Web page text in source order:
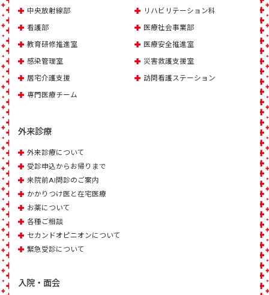
中央放射線部
リハビリテーション科
看護部
医療社会事業部
教育研修推進室
医療安全推進室
感染管理室
災害救護支援室
居宅介護支援
訪問看護ステーション
専門医療チーム
外来診療
外来診療について
受診申込からお帰りまで
来院前AI問診のご案内
かかりつけ医と在宅医療
お薬について
各種ご相談
セカンドオピニオンについて
緊急受診について
入院・面会